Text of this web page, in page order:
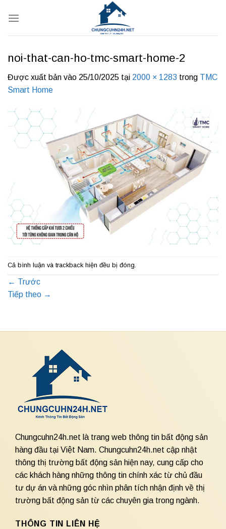
qua
noi-that-can-ho-tmc-smart-home-2
Được xuất bản vào 25/10/2025 tại 2000 × 1283 trong TMC
Smart Home
Cả bình luận và trackback hiện đều bị đóng.
← Trước
Tiếp theo →
Chungcuhn24h.net là trang web thông tin bất động sản
hàng đầu tại Việt Nam. Chungcuhn24h.net cập nhật
thông thị trường bất động sản hiện nay, cung cấp cho
các khách hàng những thông tin chính xác từ chủ đầu
tư dự án và những góc nhìn phân tích nhận định về thị
trường bất động sản từ các chuyên gia trong ngành.
THÔNG TIN LIÊN HỆ